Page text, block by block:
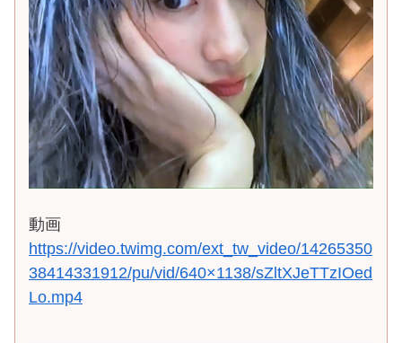
動画
https://video.twimg.com/ext_tw_video/14265350
38414331912/pu/vid/640×1138/sZltXJeTTzIOed
Lo.mp4